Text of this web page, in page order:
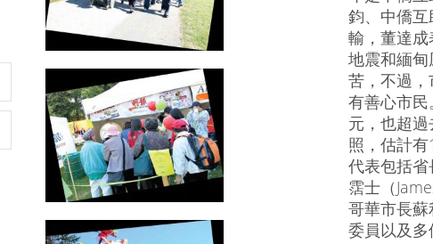
鈞、中僑
輸，董達
地震和緬
苦，不過
有善心市
元，也超
照，估計
代表包括
霑士（
哥華市長
委員以及